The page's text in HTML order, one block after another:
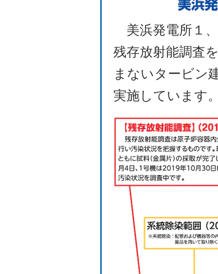
美浜発電所１
残存放射能調査
まないタービン
実施しています